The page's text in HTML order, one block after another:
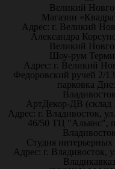
Великий
Магазин
Адрес: г. Великий
Александра
Великий
Шоу-рум
Адрес: г. Великий
Федоровский ручей 2/
парковка
Владивосток
АртДекор-ДВ (склад
Адрес: г. Владивосток,
46/50 ТЦ "Альянс",
Владивосток
Студия
Адрес: г. Владивосток,
Владикавказ